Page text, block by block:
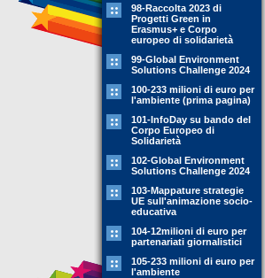
98-Raccolta 2023 di
Progetti Green in
Erasmus+ e Corpo
europeo di solidarietà
99-Global Environment
Solutions Challenge 2024
100-233 milioni di euro per
l'ambiente (prima pagina)
101-InfoDay su bando del
Corpo Europeo di
Solidarietà
102-Global Environment
Solutions Challenge 2024
103-Mappature strategie
UE sull'animazione socio-
educativa
104-12milioni di euro per
partenariati giornalistici
105-233 milioni di euro per
l'ambiente